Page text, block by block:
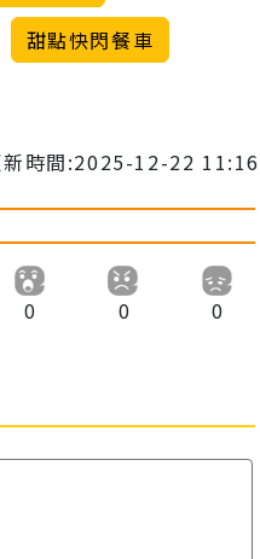
甜點快閃餐車
新時間:2025-12-22 11:16
0 0 0